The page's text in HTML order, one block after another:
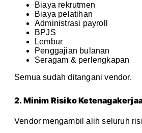
Biaya rekrutmen
Biaya pelatihan
Administrasi payroll
BPJS
Lembur
Penggajian bulanan
Seragam & perlengkapan
Semua sudah ditangani vendor.
2. Minim Risiko
Vendor mengambil alih seluruh